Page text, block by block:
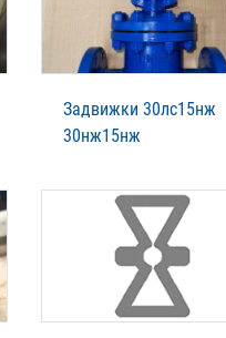
Задвижки 30лс15нж
30нж15нж